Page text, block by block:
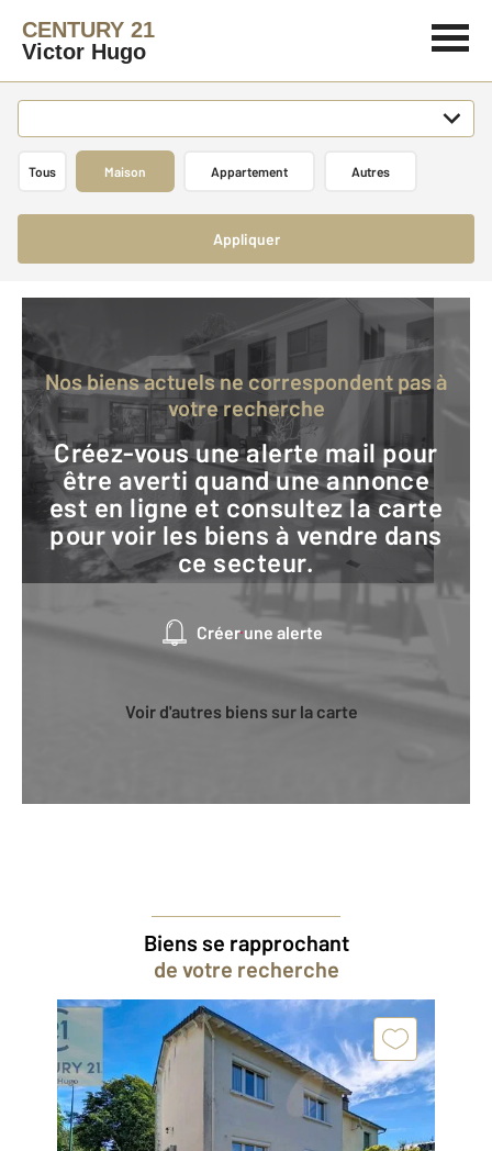
CENTURY 21
Victor Hugo
Tous Maison Appartement Autres
Appliquer
Nos biens actuels ne correspondent pas à
votre recherche
Créez-vous une alerte mail pour
être averti quand une annonce
est en ligne et consultez la carte
pour voir les biens à vendre dans
ce secteur.
Créer une alerte
Voir d'autres biens sur la carte
Biens se rapprochant
de votre recherche